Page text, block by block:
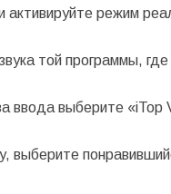
активируйте режим
той программы,
ввода выберите «iTop
выберите